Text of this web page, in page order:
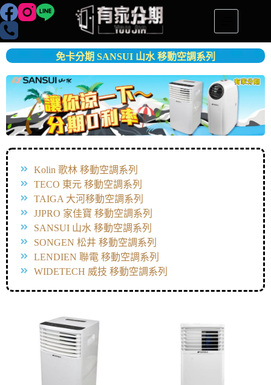
免卡分期 SANSUI 山水 移動空調系列
Kolin 歌林 移動空調系列
TECO 東元 移動空調系列
TAIGA 大河移動空調系列
JJPRO 家佳寶 移動空調系列
SANSUI 山水 移動空調系列
SONGEN 松井 移動空調系列
LENDIEN 聯電 移動空調系列
WIDETECH 威技 移動空調系列